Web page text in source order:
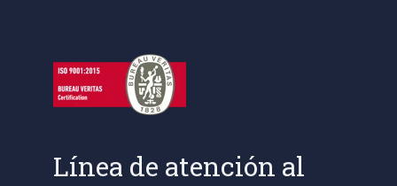
Línea de atención al